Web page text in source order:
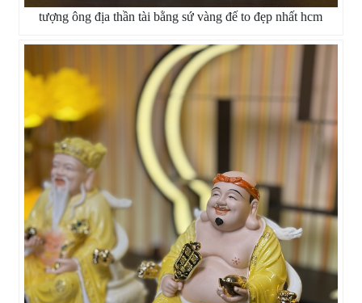
tượng ông địa thần tài bằng sứ vàng đế to đẹp nhất hcm